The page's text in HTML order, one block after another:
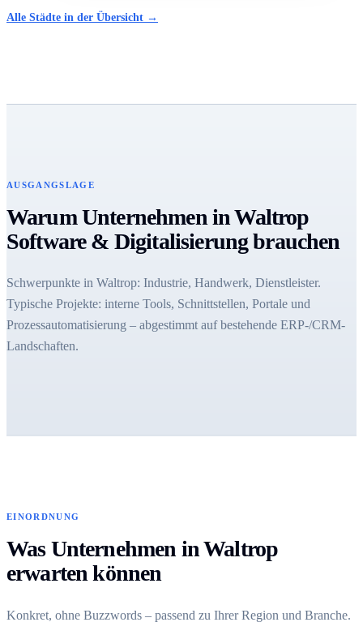
Alle Städte in der Übersicht →
AUSGANGSLAGE
Warum Unternehmen in Waltrop
Software & Digitalisierung brauchen
Schwerpunkte in Waltrop: Industrie, Handwerk, Dienstleister.
Typische Projekte: interne Tools, Schnittstellen, Portale und
Prozessautomatisierung – abgestimmt auf bestehende ERP-/CRM-
Landschaften.
EINORDNUNG
Was Unternehmen in Waltrop
erwarten können
Konkret, ohne Buzzwords – passend zu Ihrer Region und Branche.